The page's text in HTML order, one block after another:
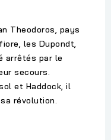
Theodoros, pays
les Dupondt,
arrêtés par le
secours.
et Haddock, il
révolution.